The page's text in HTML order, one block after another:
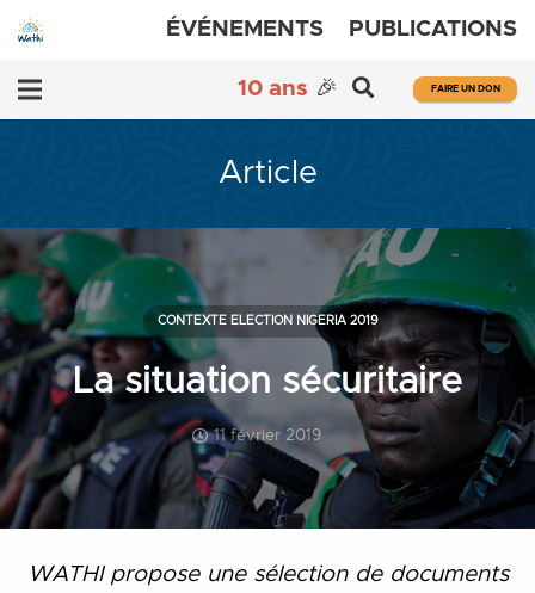
ÉVÉNEMENTS PUBLICATIONS
10 ans 🎉 FAIRE UN DON
Article
La situation sécuritaire
11 février 2019
CONTEXTE ELECTION NIGERIA 2019
WATHI propose une sélection de documents